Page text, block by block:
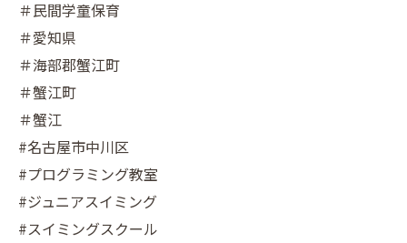
＃民間学童保育
＃愛知県
＃海部郡蟹江町
＃蟹江町
＃蟹江
#名古屋市中川区
#プログラミング教室
#ジュニアスイミング
#スイミングスクール